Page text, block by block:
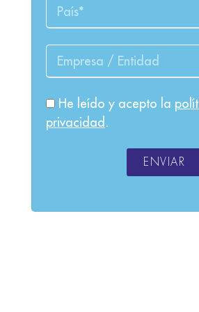
He leído y acepto la
privacidad .
ENVIAR